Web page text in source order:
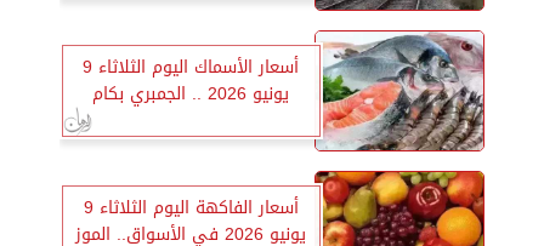
أسعار الأسماك اليوم الثلاثاء 9
يونيو 2026 .. الجمبري بكام
أسعار الفاكهة اليوم الثلاثاء 9
يونيو 2026 في الأسواق.. الموز